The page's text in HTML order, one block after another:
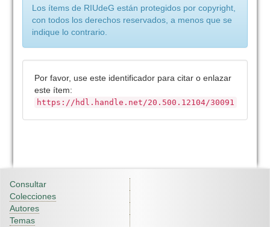
Los ítems de RIUdeG están protegidos por copyright,
con todos los derechos reservados, a menos que se
indique lo contrario.
Por favor, use este identificador para citar o enlazar
este ítem:
https://hdl.handle.net/20.500.12104/30091
Consultar
Colecciones
Autores
Temas